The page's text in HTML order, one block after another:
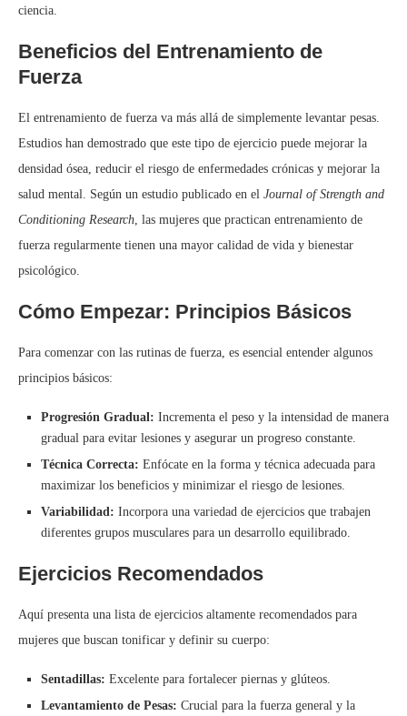
ciencia.
Beneficios del Entrenamiento de
Fuerza
El entrenamiento de fuerza va más allá de simplemente levantar pesas.
Estudios han demostrado que este tipo de ejercicio puede mejorar la
densidad ósea, reducir el riesgo de enfermedades crónicas y mejorar la
salud mental. Según un estudio publicado en el Journal of Strength and
Conditioning Research , las mujeres que practican entrenamiento de
fuerza regularmente tienen una mayor calidad de vida y bienestar
psicológico.
Cómo Empezar: Principios Básicos
Para comenzar con las rutinas de fuerza, es esencial entender algunos
principios básicos:
Progresión Gradual: Incrementa el peso y la intensidad de manera
gradual para evitar lesiones y asegurar un progreso constante.
Técnica Correcta: Enfócate en la forma y técnica adecuada para
maximizar los beneficios y minimizar el riesgo de lesiones.
Variabilidad: Incorpora una variedad de ejercicios que trabajen
diferentes grupos musculares para un desarrollo equilibrado.
Ejercicios Recomendados
Aquí presenta una lista de ejercicios altamente recomendados para
mujeres que buscan tonificar y definir su cuerpo:
Sentadillas: Excelente para fortalecer piernas y glúteos.
Levantamiento de Pesas: Crucial para la fuerza general y la